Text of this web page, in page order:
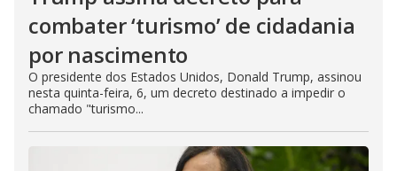
combater ‘turismo’ de cidadania
por nascimento
O presidente dos Estados Unidos, Donald Trump, assinou
nesta quinta-feira, 6, um decreto destinado a impedir o
chamado "turismo...